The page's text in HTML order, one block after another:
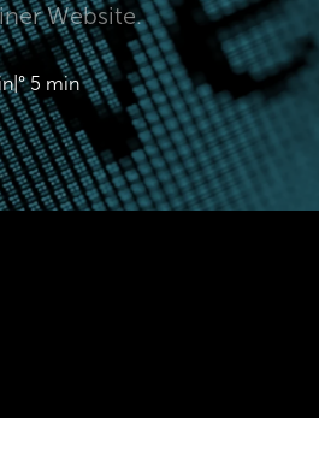
Website.
|° 5 min